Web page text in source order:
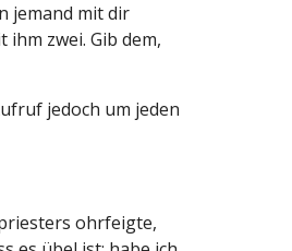
jemand mit dir
zwei. Gib dem,
jedoch um jeden
ohrfeigte,